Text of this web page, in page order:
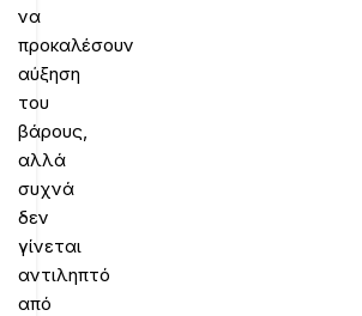
να
προκαλέσουν
αύξηση
του
βάρους,
αλλά
συχνά
δεν
γίνεται
αντιληπτό
από